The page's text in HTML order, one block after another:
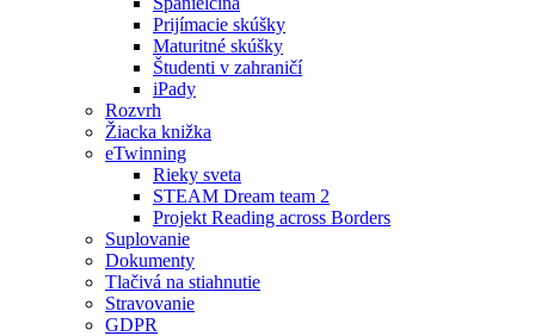
Prijímacie skúšky
Maturitné skúšky
Študenti v zahraničí
iPady
Rozvrh
Žiacka knižka
eTwinning
Rieky sveta
STEAM Dream team 2
Projekt Reading across Borders
Suplovanie
Dokumenty
Tlačivá na stiahnutie
Stravovanie
GDPR